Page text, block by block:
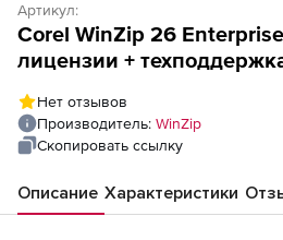
Артикул:
Corel WinZip 26
лицензии +
Нет отзывов
Производитель: WinZip
Скопировать ссылку
Описание Характеристики